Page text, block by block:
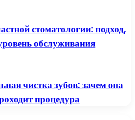
стоматологии: подход,
обслуживания
чистка зубов: зачем она
процедура